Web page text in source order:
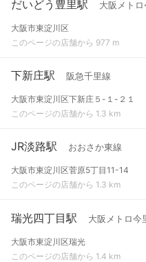
だいどう豊里駅 大阪メト
大阪市東淀川区
このページの店舗から 977 m
下新庄駅 阪急千里線
大阪市東淀川区下新庄５-１-２１
このページの店舗から 1.3 km
JR淡路駅 おおさか東線
大阪市東淀川区菅原5丁目11-14
このページの店舗から 1.3 km
瑞光四丁目駅 大阪メトロ今
大阪市東淀川区瑞光
このページの店舗から 1.4 km